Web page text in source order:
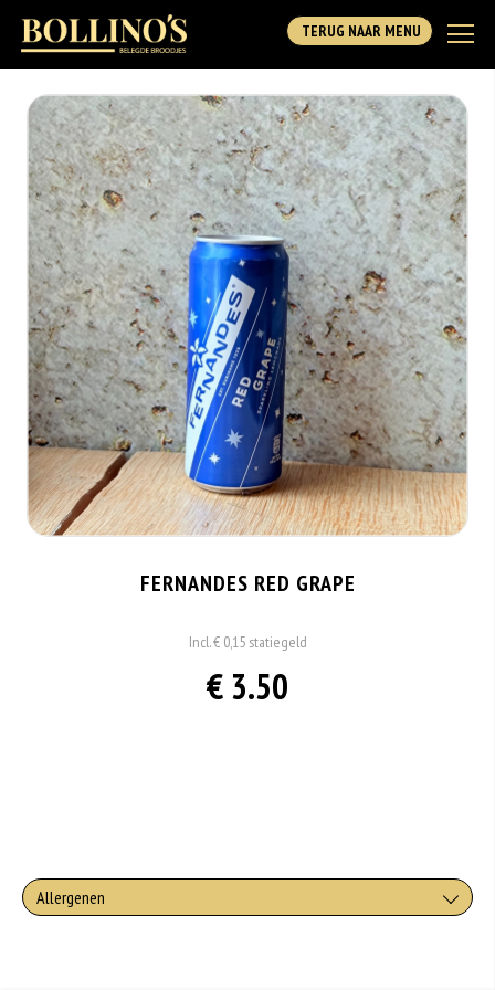
TERUG NAAR MENU
FERNANDES RED GRAPE
Incl. € 0,15 statiegeld
€ 3.50
Allergenen